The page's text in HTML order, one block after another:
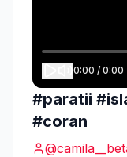
0:00 / 0:00
#paratii
#coran
@